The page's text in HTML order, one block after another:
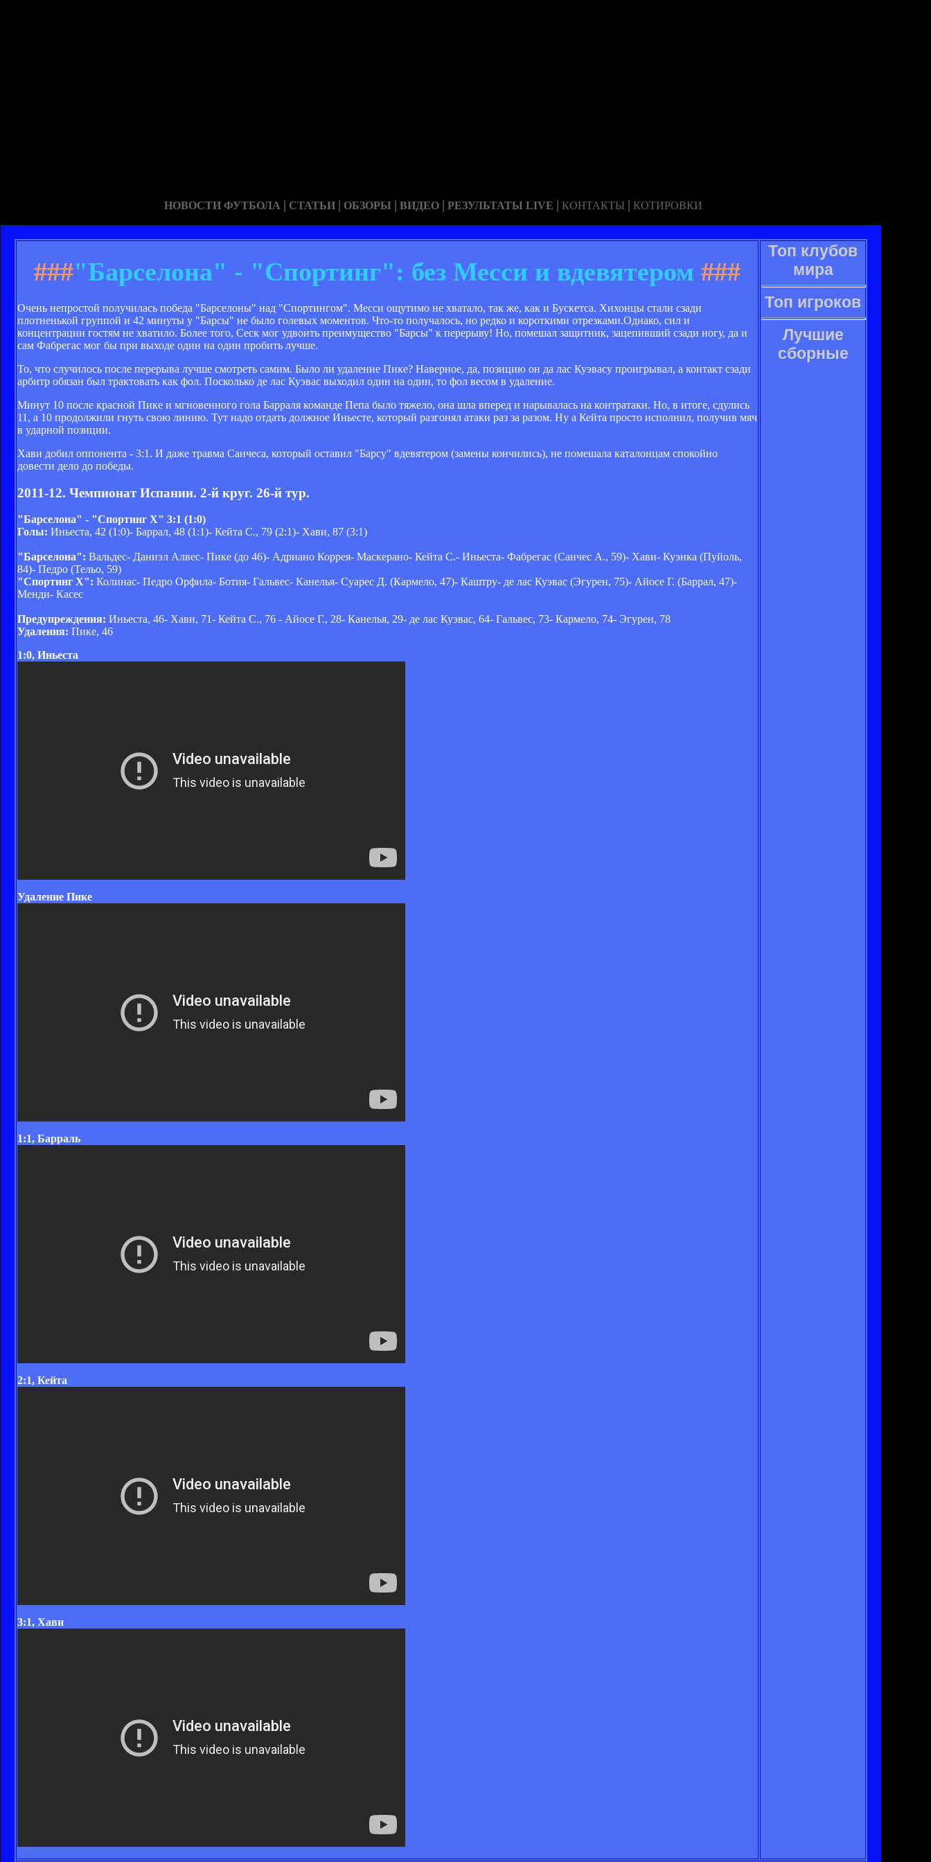
НОВОСТИ ФУТБОЛА | СТАТЬИ | ОБЗОРЫ | ВИДЕО | РЕЗУЛЬТАТЫ LIVE | КОНТАКТЫ | КОТИРОВКИ
###"Барселона" - "Спортинг": без Месси и вдевятером ###
Очень непростой получилась победа "Барселоны" над "Спортингом". Месси ощутимо не хватало, так же, как и Бускетса. Хихонцы стали сзади
плотненькой группой и 42 минуты у "Барсы" не было голевых моментов. Что-то получалось, но редко и короткими отрезками.Однако, сил и
концентрации гостям не хватило. Более того, Сеск мог удвоить преимущество "Барсы" к перерыву! Но, помешал защитник, зацепивший сзади ногу, да и
сам Фабрегас мог бы при выходе один на один пробить лучше.
То, что случилось после перерыва лучше смотреть самим. Было ли удаление Пике? Наверное, да, позицию он да лас Куэвасу проигрывал, а контакт сзади
арбитр обязан был трактовать как фол. Посколько де лас Куэвас выходил один на один, то фол весом в удаление.
Минут 10 после красной Пике и мгновенного гола Барраля команде Пепа было тяжело, она шла вперед и нарывалась на контратаки. Но, в итоге, сдулись
11, а 10 продолжили гнуть свою линию. Тут надо отдать должное Иньесте, который разгонял атаки раз за разом. Ну а Кейта просто исполнил, получив мяч
в ударной позиции.
Хави добил оппонента - 3:1. И даже травма Санчеса, который оставил "Барсу" вдевятером (замены кончились), не помешала каталонцам спокойно
довести дело до победы.
2011-12. Чемпионат Испании. 2-й круг. 26-й тур.
"Барселона" - "Спортинг Х" 3:1 (1:0)
Голы: Иньеста, 42 (1:0)- Баррал, 48 (1:1)- Кейта С., 79 (2:1)- Хави, 87 (3:1)
"Барселона": Вальдес- Даниэл Алвес- Пике (до 46)- Адриано Коррея- Маскерано- Кейта С.- Иньеста- Фабрегас (Санчес А., 59)- Хави- Куэнка (Пуйоль,
84)- Педро (Тельо, 59)
"Спортинг Х": Колинас- Педро Орфила- Ботия- Гальвес- Канелья- Суарес Д. (Кармело, 47)- Каштру- де лас Куэвас (Эгурен, 75)- Айосе Г. (Баррал, 47)-
Менди- Касес
Предупреждения: Иньеста, 46- Хави, 71- Кейта С., 76 - Айосе Г., 28- Канелья, 29- де лас Куэвас, 64- Гальвес, 73- Кармело, 74- Эгурен, 78
Удаления: Пике, 46
1:0, Иньеста
Удаление Пике
1:1, Барраль
2:1, Кейта
3:1, Хави
Топ клубов
мира
Топ игроков
Лучшие
сборные